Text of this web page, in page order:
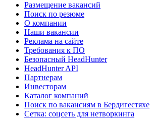
Размещение вакансий
Поиск по резюме
О компании
Наши вакансии
Реклама на сайте
Требования к ПО
Безопасный HeadHunter
HeadHunter API
Партнерам
Инвесторам
Каталог компаний
Поиск по вакансиям в Бердигестяхе
Сетка: соцсеть для нетворкинга